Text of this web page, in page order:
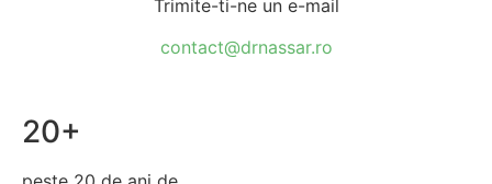
Trimite-ti-ne un e-mail
contact@drnassar.ro
20+